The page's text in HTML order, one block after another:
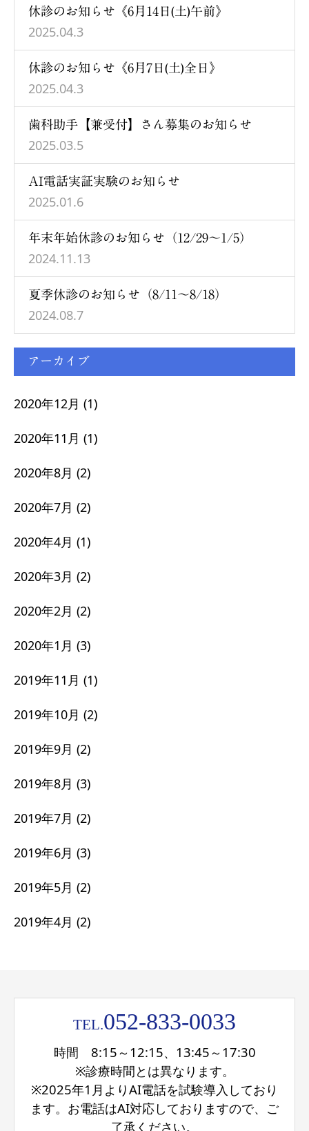
休診のお知らせ《6月14日(土)午前》
2025.04.3
休診のお知らせ《6月7日(土)全日》
2025.04.3
歯科助手【兼受付】さん募集のお知らせ
2025.03.5
AI電話実証実験のお知らせ
2025.01.6
年末年始休診のお知らせ（12/29～1/5）
2024.11.13
夏季休診のお知らせ（8/11～8/18）
2024.08.7
アーカイブ
2020年12月 (1)
2020年11月 (1)
2020年8月 (2)
2020年7月 (2)
2020年4月 (1)
2020年3月 (2)
2020年2月 (2)
2020年1月 (3)
2019年11月 (1)
2019年10月 (2)
2019年9月 (2)
2019年8月 (3)
2019年7月 (2)
2019年6月 (3)
2019年5月 (2)
2019年4月 (2)
TEL.052-833-0033
時間 8:15～12:15、13:45～17:30
※診療時間とは異なります。
※2025年1月よりAI電話を試験導入しており
ます。お電話はAI対応しておりますので、ご
了承ください。